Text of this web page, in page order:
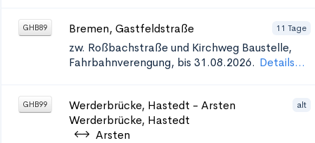
GHB89 Bremen, Gastfeldstraße 11 Tage
zw. Roßbachstraße und Kirchweg Baustelle,
Fahrbahnverengung, bis 31.08.2026. Details...
GHB99
Werderbrücke, Hastedt - Arsten
Werderbrücke, Hastedt
Arsten
alt